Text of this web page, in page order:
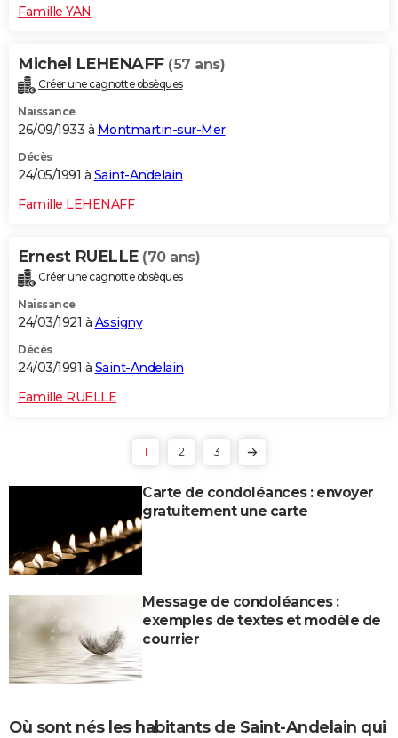
Famille YAN
Michel LEHENAFF (57 ans)
Créer une cagnotte obsèques
Naissance
26/09/1933 à Montmartin-sur-Mer
Décès
24/05/1991 à Saint-Andelain
Famille LEHENAFF
Ernest RUELLE (70 ans)
Créer une cagnotte obsèques
Naissance
24/03/1921 à Assigny
Décès
24/03/1991 à Saint-Andelain
Famille RUELLE
1 2 3
Carte de condoléances : envoyer
gratuitement une carte
Message de condoléances :
exemples de textes et modèle de
courrier
Où sont nés les habitants de Saint-Andelain qui